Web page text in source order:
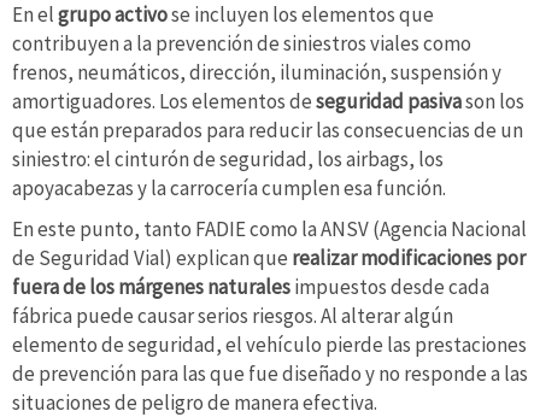
En elgrupo activose incluyen los elementos que
contribuyen a la prevención de siniestros viales como
frenos, neumáticos, dirección, iluminación, suspensión y
amortiguadores. Los elementos deseguridad pasivason los
que están preparados para reducir las consecuencias de un
siniestro: el cinturón de seguridad, los airbags, los
apoyacabezas y la carrocería cumplen esa función.
En este punto, tanto FADIE como la ANSV (Agencia Nacional
de Seguridad Vial) explican que realizar modificaciones por
fuera de los márgenes naturalesimpuestos desde cada
fábrica puede causar serios riesgos. Al alterar algún
elemento de seguridad, el vehículo pierde las prestaciones
de prevención para las que fue diseñado y no responde a las
situaciones de peligro de manera efectiva.